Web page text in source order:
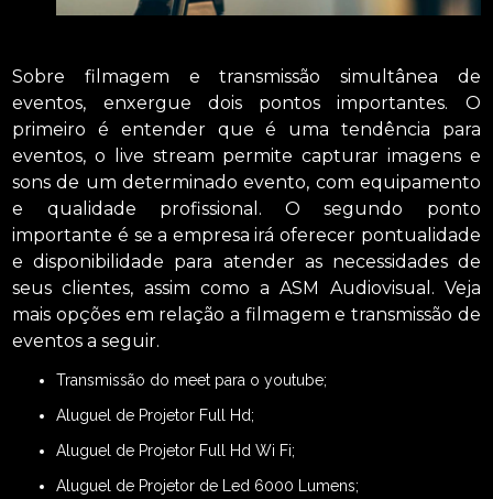
Sobre filmagem e transmissão simultânea de
eventos, enxergue dois pontos importantes. O
primeiro é entender que é uma tendência para
eventos, o live stream permite capturar imagens e
sons de um determinado evento, com equipamento
e qualidade profissional. O segundo ponto
importante é se a empresa irá oferecer pontualidade
e disponibilidade para atender as necessidades de
seus clientes, assim como a ASM Audiovisual. Veja
mais opções em relação a filmagem e transmissão de
eventos a seguir.
transmissão do meet para o youtube;
Aluguel de Projetor Full Hd;
Aluguel de Projetor Full Hd Wi Fi;
Aluguel de Projetor de Led 6000 Lumens;